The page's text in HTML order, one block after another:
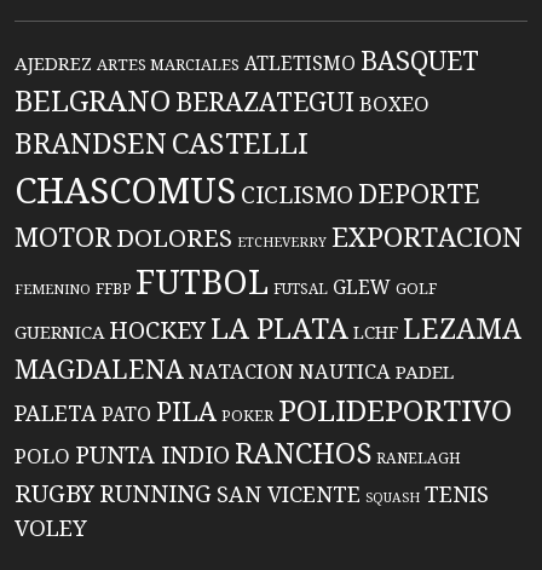
AJEDREZ ARTES MARCIALES ATLETISMO BASQUET
BELGRANO BERAZATEGUIBOXEO
BRANDSENCASTELLI
CHASCOMUS CICLISMO DEPORTE
MOTORDOLORES ETCHEVERRY EXPORTACION
FEMENINO FFBP FUTBOL FUTSAL GLEW GOLF
GUERNICA HOCKEYLA PLATA LCHF LEZAMA
MAGDALENANATACIONNAUTICA PADEL
PALETAPATO PILA POKER POLIDEPORTIVO
POLO PUNTA INDIO RANCHOS RANELAGH
RUGBYRUNNING SAN VICENTE SQUASH TENIS
VOLEY